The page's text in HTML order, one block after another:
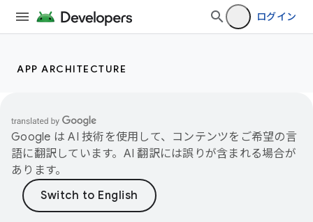
ログイン
APP ARCHITECTURE
Google は AI 技術を使用して、コンテンツをご希望の言
語に翻訳しています。AI 翻訳には誤りが含まれる場合が
あります。